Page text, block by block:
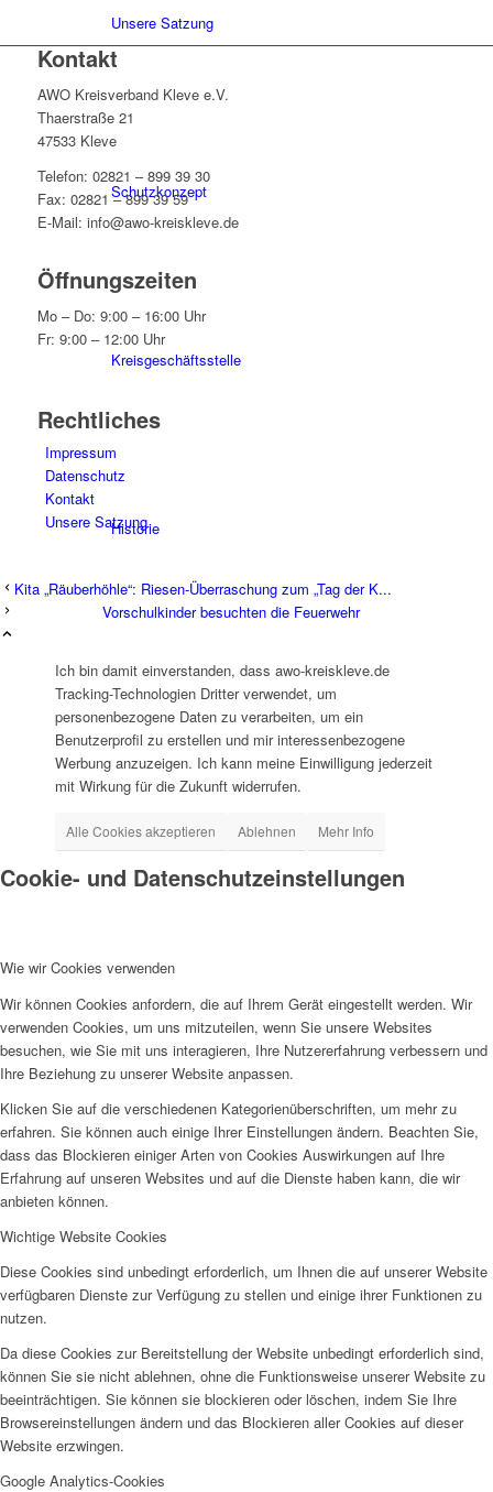
Unsere Satzung
Schutzkonzept
Kreisgeschäftsstelle
Historie
Organigramm
Betriebsrat
Projekte & Aktionen
Links
Kontakt
AWO Kreisverband Kleve e.V.
Thaerstraße 21
47533 Kleve
Telefon: 02821 – 899 39 30
Fax: 02821 – 899 39 59
E-Mail: info@awo-kreiskleve.de
Öffnungszeiten
Mo – Do: 9:00 – 16:00 Uhr
Fr: 9:00 – 12:00 Uhr
Rechtliches
Impressum
Datenschutz
Kontakt
Unsere Satzung
Kita „Räuberhöhle“: Riesen-Überraschung zum „Tag der K...
Vorschulkinder besuchten die Feuerwehr
Ich bin damit einverstanden, dass awo-kreiskleve.de
Tracking-Technologien Dritter verwendet, um
personenbezogene Daten zu verarbeiten, um ein
Benutzerprofil zu erstellen und mir interessenbezogene
Werbung anzuzeigen. Ich kann meine Einwilligung jederzeit
mit Wirkung für die Zukunft widerrufen.
Alle Cookies akzeptieren Ablehnen Mehr Info
Cookie- und Datenschutzeinstellungen
Wie wir Cookies verwenden
Wir können Cookies anfordern, die auf Ihrem Gerät eingestellt werden. Wir
verwenden Cookies, um uns mitzuteilen, wenn Sie unsere Websites
besuchen, wie Sie mit uns interagieren, Ihre Nutzererfahrung verbessern und
Ihre Beziehung zu unserer Website anpassen.
Klicken Sie auf die verschiedenen Kategorienüberschriften, um mehr zu
erfahren. Sie können auch einige Ihrer Einstellungen ändern. Beachten Sie,
dass das Blockieren einiger Arten von Cookies Auswirkungen auf Ihre
Erfahrung auf unseren Websites und auf die Dienste haben kann, die wir
anbieten können.
Wichtige Website Cookies
Diese Cookies sind unbedingt erforderlich, um Ihnen die auf unserer Website
verfügbaren Dienste zur Verfügung zu stellen und einige ihrer Funktionen zu
nutzen.
Da diese Cookies zur Bereitstellung der Website unbedingt erforderlich sind,
können Sie sie nicht ablehnen, ohne die Funktionsweise unserer Website zu
beeinträchtigen. Sie können sie blockieren oder löschen, indem Sie Ihre
Browsereinstellungen ändern und das Blockieren aller Cookies auf dieser
Website erzwingen.
Google Analytics-Cookies